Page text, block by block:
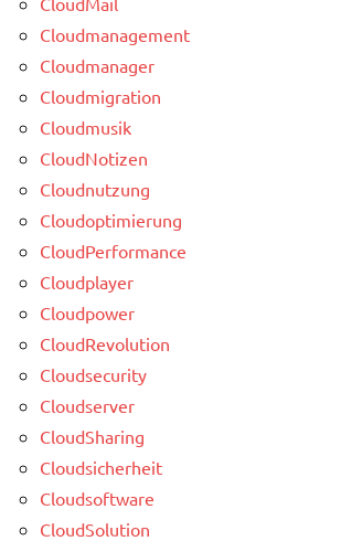
Cloudmanagement
Cloudmanager
Cloudmigration
Cloudmusik
CloudNotizen
Cloudnutzung
Cloudoptimierung
CloudPerformance
Cloudplayer
Cloudpower
CloudRevolution
Cloudsecurity
Cloudserver
CloudSharing
Cloudsicherheit
Cloudsoftware
CloudSolution